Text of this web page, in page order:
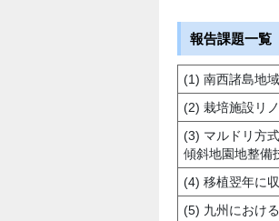
報告課題一覧
(1) 南西諸島地
(2) 栽培施設リ
(3) マルドリ方
傾斜地園地整備
(4) 移植翌年に
(5) 九州におけ